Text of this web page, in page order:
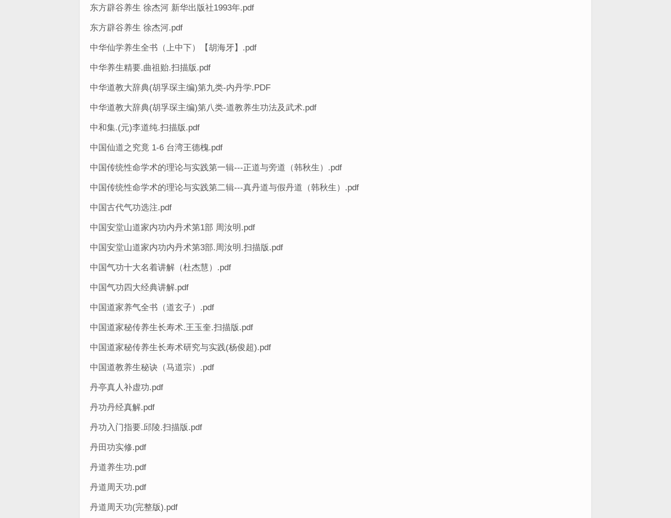
东方辟谷养生 徐杰河 新华出版社1993年.pdf
东方辟谷养生 徐杰河.pdf
中华仙学养生全书（上中下）【胡海牙】.pdf
中华养生精要.曲祖贻.扫描版.pdf
中华道教大辞典(胡孚琛主编)第九类-内丹学.PDF
中华道教大辞典(胡孚琛主编)第八类-道教养生功法及武术.pdf
中和集.(元)李道纯.扫描版.pdf
中国仙道之究竟 1-6 台湾王德槐.pdf
中国传统性命学术的理论与实践第一辑---正道与旁道（韩秋生）.pdf
中国传统性命学术的理论与实践第二辑---真丹道与假丹道（韩秋生）.pdf
中国古代气功选注.pdf
中国安堂山道家内功内丹术第1部 周汝明.pdf
中国安堂山道家内功内丹术第3部.周汝明.扫描版.pdf
中国气功十大名着讲解（杜杰慧）.pdf
中国气功四大经典讲解.pdf
中国道家养气全书（道玄子）.pdf
中国道家秘传养生长寿术.王玉奎.扫描版.pdf
中国道家秘传养生长寿术研究与实践(杨俊超).pdf
中国道教养生秘诀（马道宗）.pdf
丹亭真人补虚功.pdf
丹功丹经真解.pdf
丹功入门指要.邱陵.扫描版.pdf
丹田功实修.pdf
丹道养生功.pdf
丹道周天功.pdf
丹道周天功(完整版).pdf